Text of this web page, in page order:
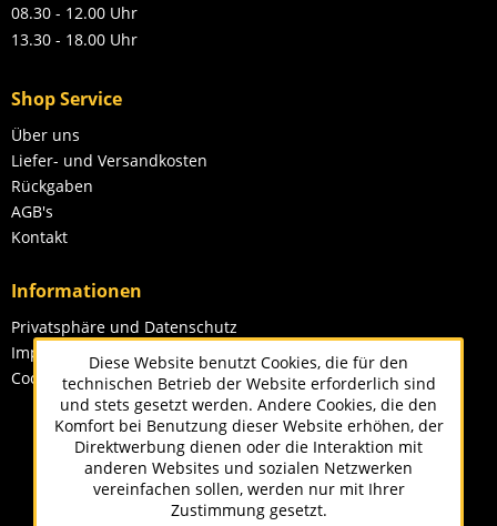
08.30 - 12.00 Uhr
13.30 - 18.00 Uhr
Shop Service
Über uns
Liefer- und Versandkosten
Rückgaben
AGB's
Kontakt
Informationen
Privatsphäre und Datenschutz
Impressum
Cookie-Einstellungen
Diese Website benutzt Cookies, die für den
technischen Betrieb der Website erforderlich sind
und stets gesetzt werden. Andere Cookies, die den
Komfort bei Benutzung dieser Website erhöhen, der
Direktwerbung dienen oder die Interaktion mit
anderen Websites und sozialen Netzwerken
vereinfachen sollen, werden nur mit Ihrer
Zustimmung gesetzt.